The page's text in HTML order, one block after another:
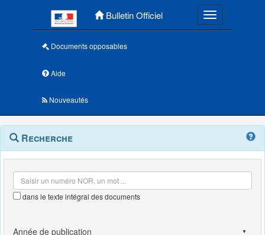
Bulletin Officiel Toggle
Documents opposables
Aide
Nouveautés
Navigation
outils
Menu
contextuel
Recherche
dans le texte intégral des documents